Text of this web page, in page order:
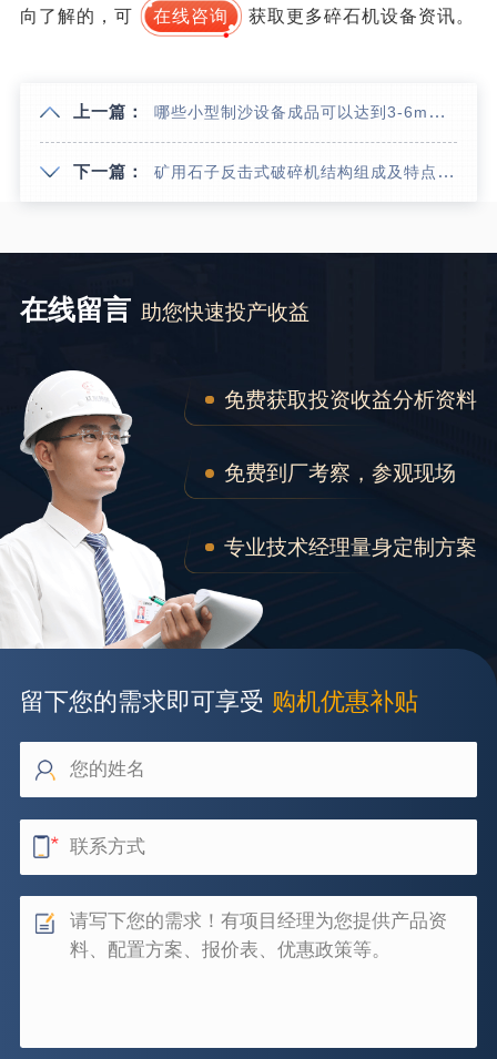
向了解的，可 在线咨询 获取更多碎石机设备资讯。
上一篇： 哪些小型制沙设备成品可以达到3-6mm？出砂量低是什么原因？
下一篇： 矿用石子反击式破碎机结构组成及特点_生产线案例
在线留言 助您快速投产收益
免费获取投资收益分析资料
免费到厂考察，参观现场
专业技术经理量身定制方案
留下您的需求即可享受 购机优惠补贴